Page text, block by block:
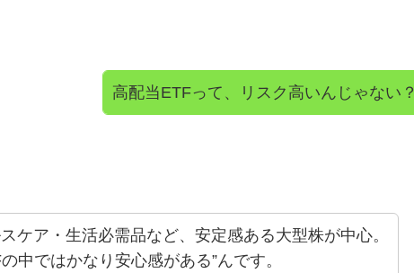
高配当ETFって、リスク高いんじゃない？
ケア・生活必需品など、安定感ある大型株が中心。
中ではかなり安心感がある”んです。